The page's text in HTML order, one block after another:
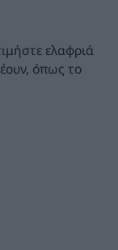
ελαφριά
όπως το